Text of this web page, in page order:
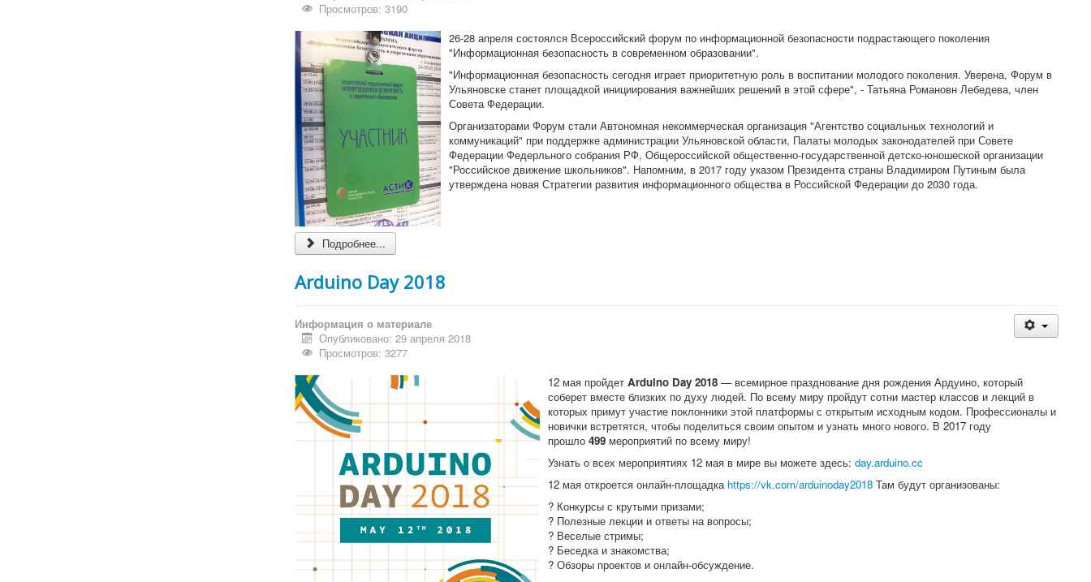
Просмотров: 3190
26-28 апреля состоялся Всероссийский форум по информационной безопасности подрастающего поколения
"Информационная безопасность в современном образовании".
"Информационная безопасность сегодня играет приоритетную роль в воспитании молодого поколения. Уверена, Форум в
Ульяновске станет площадкой инициирования важнейших решений в этой сфере", - Татьяна Романовн Лебедева, член
Совета Федерации.
Организаторами Форум стали Автономная некоммерческая организация "Агентство социальных технологий и
коммуникаций" при поддержке администрации Ульяновской области, Палаты молодых законодателей при Совете
Федерации Федерльного собрания РФ, Общероссийской общественно-государственной детско-юношеской организации
"Российское движение школьников". Напомним, в 2017 году указом Президента страны Владимиром Путиным была
утверждена новая Стратегии развития информационного общества в Российской Федерации до 2030 года.
Подробнее...
Arduino Day 2018
Информация о материале
Опубликовано: 29 апреля 2018
Просмотров: 3277
12 мая пройдет Arduino Day 2018— всемирное празднование дня рождения Ардуино, который
соберет вместе близких по духу людей. По всему миру пройдут сотни мастер классов и лекций в
которых примут участие поклонники этой платформы с открытым исходным кодом. Профессионалы и
новички встретятся, чтобы поделиться своим опытом и узнать много нового. В 2017 году
прошло 499мероприятий по всему миру!
Узнать о всех мероприятиях 12 мая в мире вы можете здесь: day.arduino.cc
12 мая откроется онлайн-площадка https://vk.com/arduinoday2018 Там будут организованы:
? Конкурсы с крутыми призами;
? Полезные лекции и ответы на вопросы;
? Веселые стримы;
? Беседка и знакомства;
? Обзоры проектов и онлайн-обсуждение.